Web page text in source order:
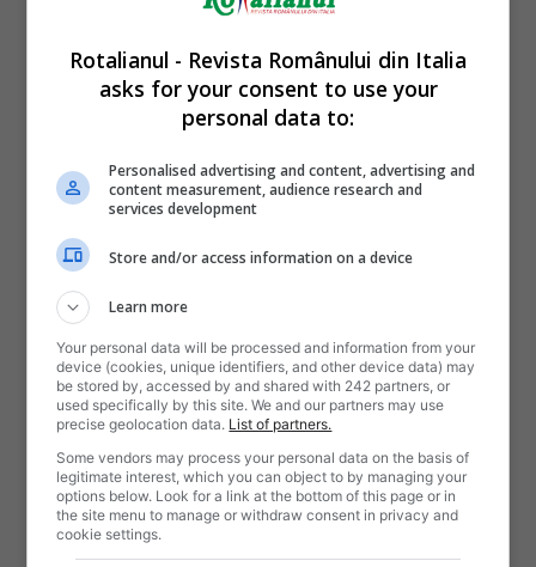
Rotalianul - Revista Românului din Italia
asks for your consent to use your
personal data to:
Personalised advertising and content, advertising and
content measurement, audience research and
services development
Store and/or access information on a device
Learn more
Your personal data will be processed and information from your
device (cookies, unique identifiers, and other device data) may
be stored by, accessed by and shared with 242 partners, or
used specifically by this site. We and our partners may use
precise geolocation data. List of partners.
Some vendors may process your personal data on the basis of
legitimate interest, which you can object to by managing your
options below. Look for a link at the bottom of this page or in
the site menu to manage or withdraw consent in privacy and
cookie settings.